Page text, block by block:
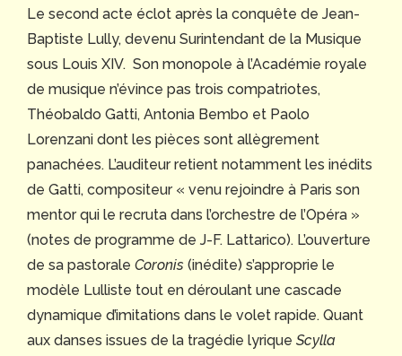
Le second acte éclot après la conquête de Jean-
Baptiste Lully, devenu Surintendant de la Musique
sous Louis XIV. Son monopole à l’Académie royale
de musique n’évince pas trois compatriotes,
Théobaldo Gatti, Antonia Bembo et Paolo
Lorenzani dont les pièces sont allègrement
panachées. L’auditeur retient notamment les inédits
de Gatti, compositeur « venu rejoindre à Paris son
mentor qui le recruta dans l’orchestre de l’Opéra »
(notes de programme de J-F. Lattarico). L’ouverture
de sa pastorale Coronis (inédite) s’approprie le
modèle Lulliste tout en déroulant une cascade
dynamique d’imitations dans le volet rapide. Quant
aux danses issues de la tragédie lyrique Scylla